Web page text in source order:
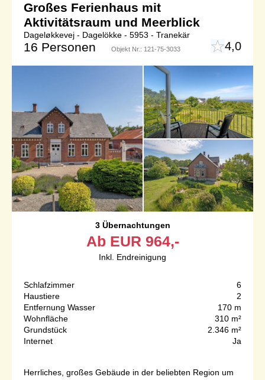
Großes Ferienhaus mit
Aktivitätsraum und Meerblick
Dageløkkevej - Dagelökke - 5953 - Tranekär
16 Personen Objekt Nr.: 121-75-3033 4,0
3 Übernachtungen
Ab EUR 964,-
Inkl. Endreinigung
Schlafzimmer
6
Haustiere
2
Entfernung Wasser
170 m
Wohnfläche
310 m²
Grundstück
2.346 m²
Internet
Ja
Herrliches, großes Gebäude in der beliebten Region um